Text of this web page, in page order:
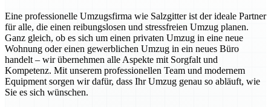
Eine professionelle Umzugsfirma wie Salzgitter ist der ideale Partner
für alle, die einen reibungslosen und stressfreien Umzug planen.
Ganz gleich, ob es sich um einen privaten Umzug in eine neue
Wohnung oder einen gewerblichen Umzug in ein neues Büro
handelt – wir übernehmen alle Aspekte mit Sorgfalt und
Kompetenz. Mit unserem professionellen Team und modernem
Equipment sorgen wir dafür, dass Ihr Umzug genau so abläuft, wie
Sie es sich wünschen.